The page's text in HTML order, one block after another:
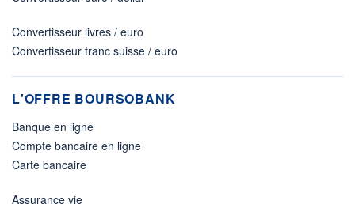
Convertisseur livres / euro
Convertisseur franc suisse / euro
L'OFFRE BOURSOBANK
Banque en ligne
Compte bancaire en ligne
Carte bancaire
Assurance vie